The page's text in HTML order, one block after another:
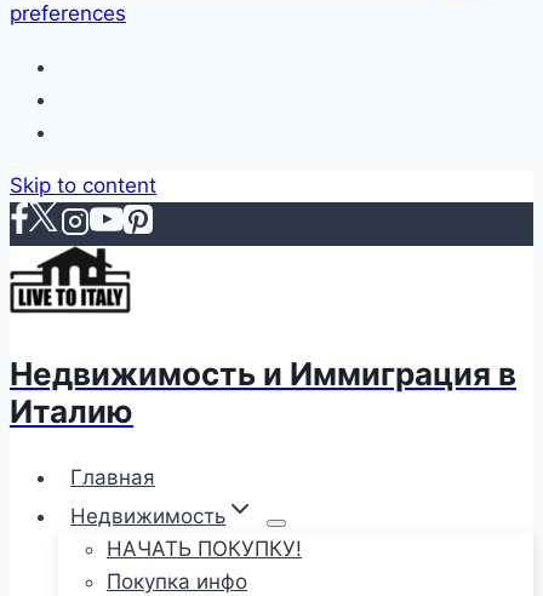
preferences
Skip to content
Недвижимость и Иммиграция в
Италию
Главная
Недвижимость
НАЧАТЬ ПОКУПКУ!
Покупка инфо